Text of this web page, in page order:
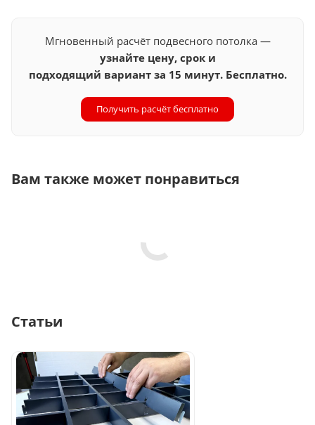
Мгновенный расчёт подвесного потолка —
узнайте цену, срок и
подходящий вариант за 15 минут. Бесплатно.
Получить расчёт бесплатно
Вам также может понравиться
Статьи